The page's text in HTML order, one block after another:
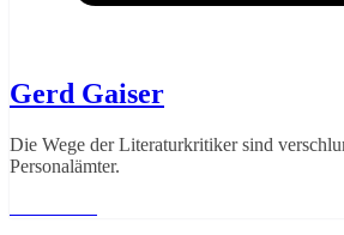
Gerd Gaiser
Die Wege der Literaturkritiker sind
Personalämter.